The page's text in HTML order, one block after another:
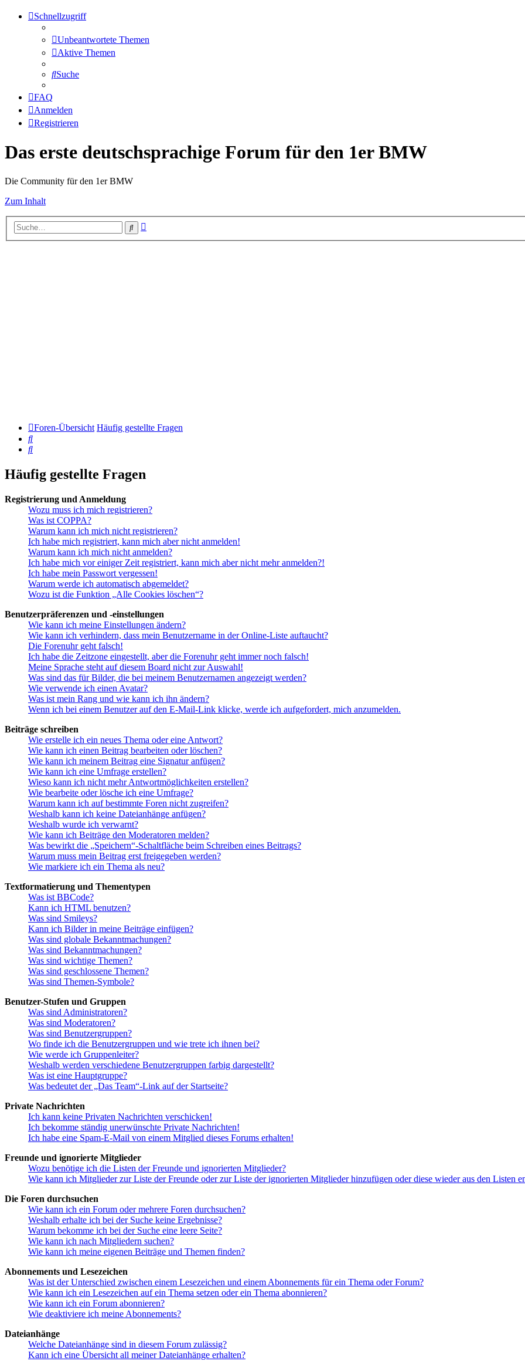
Schnellzugriff
Unbeantwortete Themen
Aktive Themen
Suche
FAQ
Anmelden
Registrieren
Das erste deutschsprachige Forum für den 1er BMW
Die Community für den 1er BMW
Zum Inhalt
Suche
Foren-Übersicht Häufig gestellte Fragen
Suche
Suche
Häufig gestellte Fragen
Registrierung und Anmeldung
Wozu muss ich mich registrieren?
Was ist COPPA?
Warum kann ich mich nicht registrieren?
Ich habe mich registriert, kann mich aber nicht anmelden!
Warum kann ich mich nicht anmelden?
Ich habe mich vor einiger Zeit registriert, kann mich aber nicht mehr anmelden?!
Ich habe mein Passwort vergessen!
Warum werde ich automatisch abgemeldet?
Wozu ist die Funktion „Alle Cookies löschen“?
Benutzerpräferenzen und -einstellungen
Wie kann ich meine Einstellungen ändern?
Wie kann ich verhindern, dass mein Benutzername in der Online-Liste auftaucht?
Die Forenuhr geht falsch!
Ich habe die Zeitzone eingestellt, aber die Forenuhr geht immer noch falsch!
Meine Sprache steht auf diesem Board nicht zur Auswahl!
Was sind das für Bilder, die bei meinem Benutzernamen angezeigt werden?
Wie verwende ich einen Avatar?
Was ist mein Rang und wie kann ich ihn ändern?
Wenn ich bei einem Benutzer auf den E-Mail-Link klicke, werde ich aufgefordert, mich anzumelden.
Beiträge schreiben
Wie erstelle ich ein neues Thema oder eine Antwort?
Wie kann ich einen Beitrag bearbeiten oder löschen?
Wie kann ich meinem Beitrag eine Signatur anfügen?
Wie kann ich eine Umfrage erstellen?
Wieso kann ich nicht mehr Antwortmöglichkeiten erstellen?
Wie bearbeite oder lösche ich eine Umfrage?
Warum kann ich auf bestimmte Foren nicht zugreifen?
Weshalb kann ich keine Dateianhänge anfügen?
Weshalb wurde ich verwarnt?
Wie kann ich Beiträge den Moderatoren melden?
Was bewirkt die „Speichern“-Schaltfläche beim Schreiben eines Beitrags?
Warum muss mein Beitrag erst freigegeben werden?
Wie markiere ich ein Thema als neu?
Textformatierung und Thementypen
Was ist BBCode?
Kann ich HTML benutzen?
Was sind Smileys?
Kann ich Bilder in meine Beiträge einfügen?
Was sind globale Bekanntmachungen?
Was sind Bekanntmachungen?
Was sind wichtige Themen?
Was sind geschlossene Themen?
Was sind Themen-Symbole?
Benutzer-Stufen und Gruppen
Was sind Administratoren?
Was sind Moderatoren?
Was sind Benutzergruppen?
Wo finde ich die Benutzergruppen und wie trete ich ihnen bei?
Wie werde ich Gruppenleiter?
Weshalb werden verschiedene Benutzergruppen farbig dargestellt?
Was ist eine Hauptgruppe?
Was bedeutet der „Das Team“-Link auf der Startseite?
Private Nachrichten
Ich kann keine Privaten Nachrichten verschicken!
Ich bekomme ständig unerwünschte Private Nachrichten!
Ich habe eine Spam-E-Mail von einem Mitglied dieses Forums erhalten!
Freunde und ignorierte Mitglieder
Wozu benötige ich die Listen der Freunde und ignorierten Mitglieder?
Wie kann ich Mitglieder zur Liste der Freunde oder zur Liste der ignorierten Mitglieder hinzufügen oder diese wieder aus den Listen
Die Foren durchsuchen
Wie kann ich ein Forum oder mehrere Foren durchsuchen?
Weshalb erhalte ich bei der Suche keine Ergebnisse?
Warum bekomme ich bei der Suche eine leere Seite?
Wie kann ich nach Mitgliedern suchen?
Wie kann ich meine eigenen Beiträge und Themen finden?
Abonnements und Lesezeichen
Was ist der Unterschied zwischen einem Lesezeichen und einem Abonnements für ein Thema oder Forum?
Wie kann ich ein Lesezeichen auf ein Thema setzen oder ein Thema abonnieren?
Wie kann ich ein Forum abonnieren?
Wie deaktiviere ich meine Abonnements?
Dateianhänge
Welche Dateianhänge sind in diesem Forum zulässig?
Kann ich eine Übersicht all meiner Dateianhänge erhalten?